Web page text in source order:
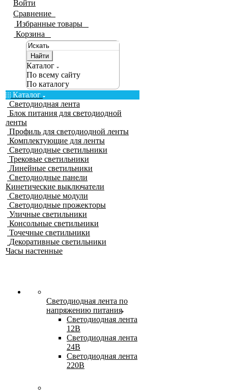
Войти
Сравнение
Избранные товары
Корзина
Найти
Каталог
По всему сайту
По каталогу
Каталог
Светодиодная лента
Блок питания для светодиодной
ленты
Профиль для светодиодной ленты
Комплектующие для ленты
Светодиодные светильники
Трековые светильники
Линейные светильники
Светодиодные панели
Кинетические выключатели
Светодиодные модули
Светодиодные прожекторы
Уличные светильники
Консольные светильники
Точечные светильники
Декоративные светильники
Часы настенные
Светодиодная лента по
напряжению питания
Светодиодная лента
12В
Светодиодная лента
24В
Светодиодная лента
220В